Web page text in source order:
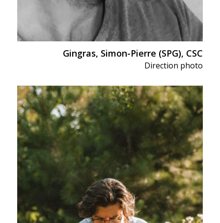
Gingras, Simon-Pierre (SPG), CSC
Direction photo